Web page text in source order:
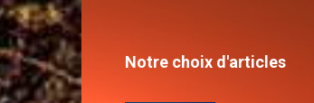
Notre choix d'articles